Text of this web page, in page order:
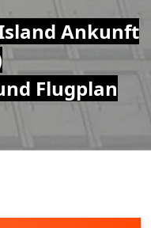
Ankunft
Flugplan